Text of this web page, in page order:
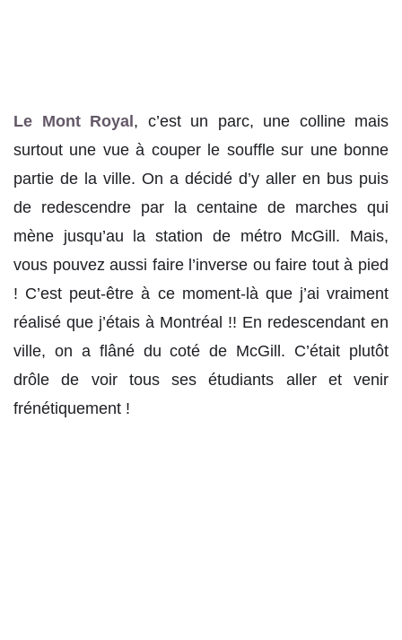
Le Mont Royal, c’est un parc, une colline mais
surtout une vue à couper le souffle sur une bonne
partie de la ville. On a décidé d’y aller en bus puis
de redescendre par la centaine de marches qui
mène jusqu’au la station de métro McGill. Mais,
vous pouvez aussi faire l’inverse ou faire tout à pied
! C’est peut-être à ce moment-là que j’ai vraiment
réalisé que j’étais à Montréal !! En redescendant en
ville, on a flâné du coté de McGill. C’était plutôt
drôle de voir tous ses étudiants aller et venir
frénétiquement !